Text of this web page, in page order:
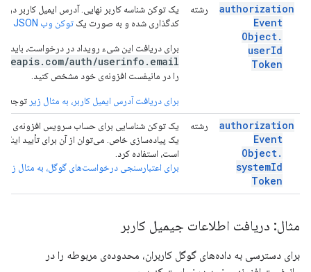
authorization
Event
Object.
userId
Token
رشته
یک توکن شناسه کاربر نهایی. آدرس ایمیل کاربر در
کدگذاری شده و به صورت یک توکن وب JSON
برای دریافت این شیء رویداد در درخواست، باید
auth/userinfo.email
را در مانیفست افزونه‌ی خود مشخص کنید.
برای دریافت آدرس ایمیل کاربر، به مثال زیر توجه
authorization
Event
Object.
systemId
Token
رشته
یک پیاده‌سازی خاص. می‌توان از آن برای تأیید
است، استفاده کرد.
برای اعتبارسنجی درخواست‌های گوگل، به مثال زیر
مثال: دریافت اطلاعات جیمیل کاربر
برای دسترسی به داده‌های گوگل کاربران، محدوده‌ی مربوطه را در